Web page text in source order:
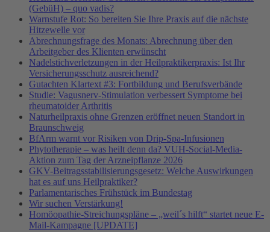
(GebüH) – quo vadis?
Warnstufe Rot: So bereiten Sie Ihre Praxis auf die nächste
Hitzewelle vor
Abrechnungsfrage des Monats: Abrechnung über den
Arbeitgeber des Klienten erwünscht
Nadelstichverletzungen in der Heilpraktikerpraxis: Ist Ihr
Versicherungsschutz ausreichend?
Gutachten Klartext #3: Fortbildung und Berufsverbände
Studie: Vagusnerv-Stimulation verbessert Symptome bei
rheumatoider Arthritis
Naturheilpraxis ohne Grenzen eröffnet neuen Standort in
Braunschweig
BfArm warnt vor Risiken von Drip-Spa-Infusionen
Phytotherapie – was heilt denn da? VUH-Social-Media-
Aktion zum Tag der Arzneipflanze 2026
GKV-Beitragsstabilisierungsgesetz: Welche Auswirkungen
hat es auf uns Heilpraktiker?
Parlamentarisches Frühstück im Bundestag
Wir suchen Verstärkung!
Homöopathie-Streichungspläne – „weil´s hilft“ startet neue E-
Mail-Kampagne [UPDATE]